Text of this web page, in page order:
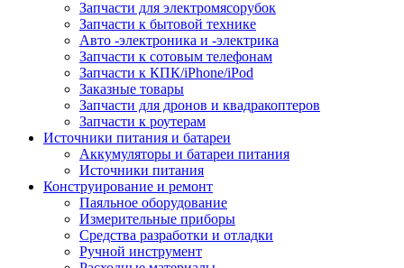
Запчасти для электромясорубок
Запчасти к бытовой технике
Авто -электроника и -электрика
Запчасти к сотовым телефонам
Запчасти к КПК/iPhone/iPod
Заказные товары
Запчасти для дронов и квадракоптеров
Запчасти к роутерам
Источники питания и батареи
Аккумуляторы и батареи питания
Источники питания
Конструирование и ремонт
Паяльное оборудование
Измерительные приборы
Средства разработки и отладки
Ручной инструмент